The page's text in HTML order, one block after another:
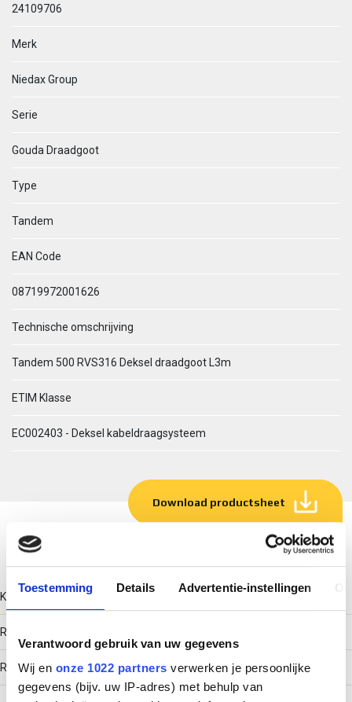
Toestemming Details Advertentie-instellingen
Verantwoord gebruik van uw gegevens
Wij en onze 1022 partners verwerken je persoonlijke
gegevens (bijv. uw IP-adres) met behulp van
24109706
Merk
Niedax Group
Serie
Gouda Draadgoot
Type
Tandem
EAN Code
08719972001626
Technische omschrijving
Tandem 500 RVS316 Deksel draadgoot L3m
ETIM Klasse
EC002403 - Deksel kabeldraagsysteem
Download productsheet
Technische gegevens
Kleur
Roestvaststaal (RVS)
RAL-nummer